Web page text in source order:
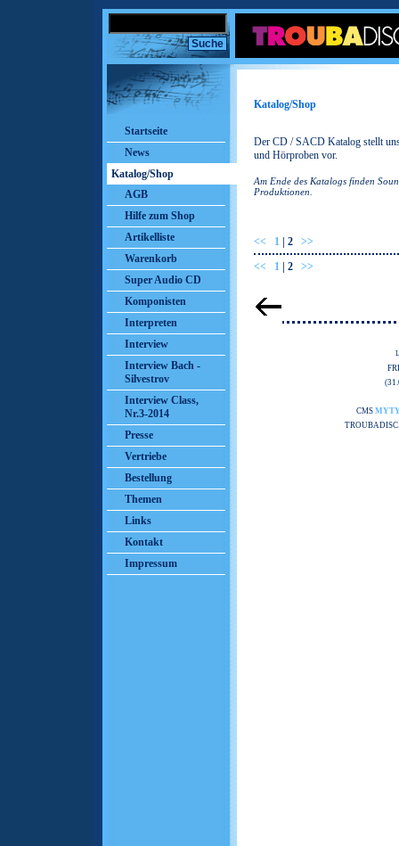
Startseite
News
Katalog/Shop
AGB
Hilfe zum Shop
Artikelliste
Warenkorb
Super Audio CD
Komponisten
Interpreten
Interview
Interview Bach -
Silvestrov
Interview Class,
Nr.3-2014
Presse
Vertriebe
Bestellung
Themen
Links
Kontakt
Impressum
Katalog/Shop
Der CD / SACD Katalog stellt
und Hörproben vor.
Am Ende des Katalogs finden
Produktionen.
<< 1 2
>>
<<
1 2 >>
CMS